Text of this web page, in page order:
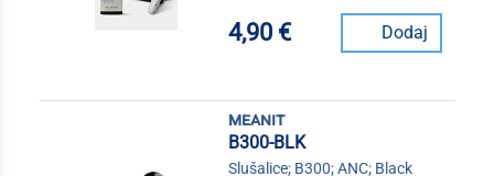
4,90 € Dodaj
meanit
B300-BLK
Slušalice; B300; ANC; Black